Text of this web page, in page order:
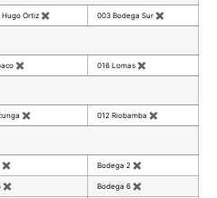
Hugo Ortiz ✖ 003 Bodega Sur ✖
✖ 016 Lomas ✖
✖ 012 Riobamba ✖
✖ Bodega 2 ✖
✖ Bodega 6 ✖